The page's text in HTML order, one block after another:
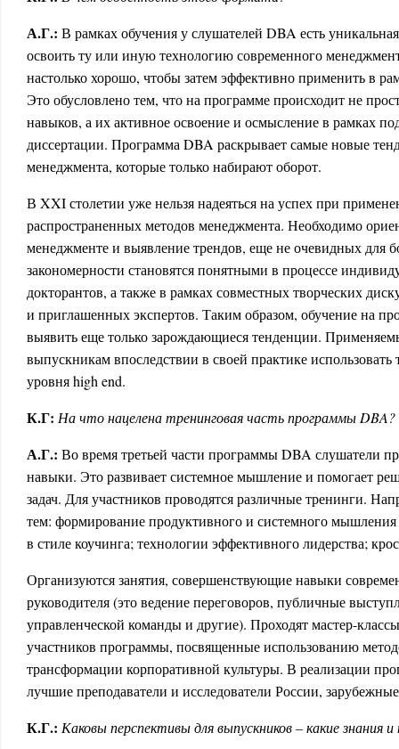
А.Г.: В рамках обучения у слушателей DBA есть
освоить ту или иную технологию современного
настолько хорошо, чтобы затем эффективно применить в
Это обусловлено тем, что на программе происходит не
навыков, а их активное освоение и осмысление в рамках
диссертации. Программа DBA раскрывает самые новые
менеджмента, которые только набирают оборот.
В XXI столетии уже нельзя надеяться на успех при
распространенных методов менеджмента. Необходимо
менеджменте и выявление трендов, еще не очевидных для
закономерности становятся понятными в процессе
докторантов, а также в рамках совместных творческих
и приглашенных экспертов. Таким образом, обучение на
выявить еще только зарождающиеся тенденции.
выпускникам впоследствии в своей практике
уровня high end.
К.Г: На что нацелена тренинговая часть программы DBA?
А.Г.: Во время третьей части программы DBA слушатели
навыки. Это развивает системное мышление и помогает
задач. Для участников проводятся различные тренинги.
тем: формирование продуктивного и системного
в стиле коучинга; технологии эффективного лидерства;
Организуются занятия, совершенствующие навыки
руководителя (это ведение переговоров, публичные
управленческой команды и другие). Проходят мастер-
участников программы, посвященные использованию
трансформации корпоративной культуры. В реализации
лучшие преподаватели и исследователи России,
К.Г.: Каковы перспективы для выпускников – какие знания